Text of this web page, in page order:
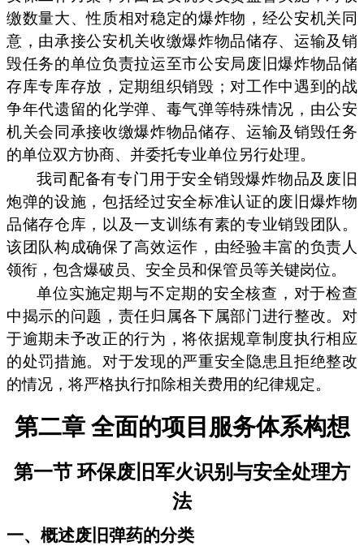
缴数量大、性质相对稳定的爆炸物，经公安机关同
意，由承接公安机关收缴爆炸物品储存、运输及销
毁任务的单位负责拉运至市公安局废旧爆炸物品储
存库专库存放，定期组织销毁；对工作中遇到的战
争年代遗留的化学弹、毒气弹等特殊情况，由公安
机关会同承接收缴爆炸物品储存、运输及销毁任务
的单位双方协商、并委托专业单位另行处理。
我司配备有专门用于安全销毁爆炸物品及废旧
炮弹的设施，包括经过安全标准认证的废旧爆炸物
品储存仓库，以及一支训练有素的专业销毁团队。
该团队构成确保了高效运作，由经验丰富的负责人
领衔，包含爆破员、安全员和保管员等关键岗位。
单位实施定期与不定期的安全核查，对于检查
中揭示的问题，责任归属各下属部门进行整改。对
于逾期未予改正的行为，将依据规章制度执行相应
的处罚措施。对于发现的严重安全隐患且拒绝整改
的情况，将严格执行扣除相关费用的纪律规定。
第二章 全面的项目服务体系构想
第一节 环保废旧军火识别与安全处理方
法
一、概述废旧弹药的分类